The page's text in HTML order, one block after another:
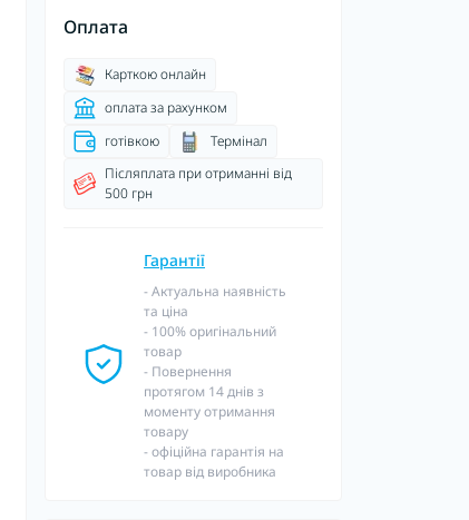
Оплата
Карткою онлайн
оплата за рахунком
готівкою
Термінал
Післяплата при отриманні від
500 грн
Гарантії
- Актуальна наявність
та ціна
- 100% оригінальний
товар
- Повернення
протягом 14 днів з
моменту отримання
товару
- офіційна гарантія на
товар від виробника